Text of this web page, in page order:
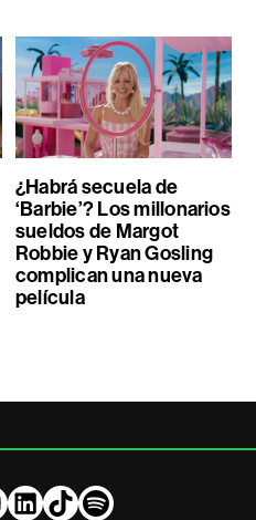
¿Habrá secuela de
‘Barbie’? Los millonarios
sueldos de Margot
Robbie y Ryan Gosling
complican una nueva
película